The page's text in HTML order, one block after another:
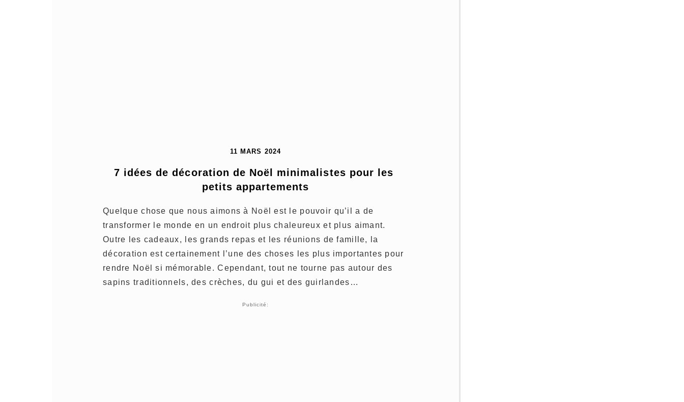
11 MARS 2024
7 idées de décoration de Noël minimalistes pour les
petits appartements
Quelque chose que nous aimons à Noël est le pouvoir qu’il a de
transformer le monde en un endroit plus chaleureux et plus aimant.
Outre les cadeaux, les grands repas et les réunions de famille, la
décoration est certainement l’une des choses les plus importantes pour
rendre Noël si mémorable. Cependant, tout ne tourne pas autour des
sapins traditionnels, des crèches, du gui et des guirlandes…
Publicité: